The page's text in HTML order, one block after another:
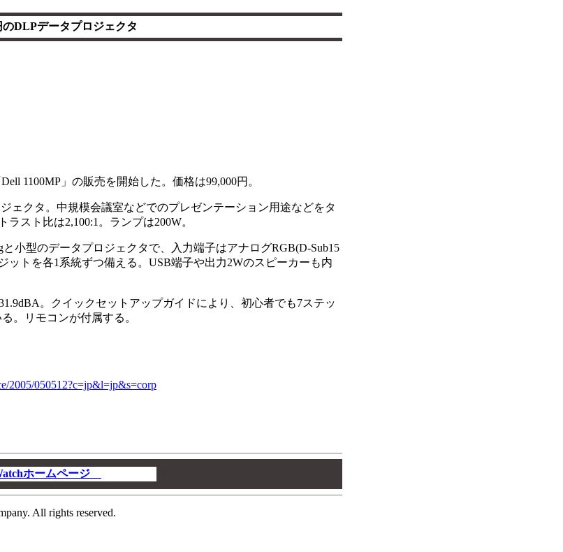
のDLPデータプロジェクタ
1100MP」の販売を開始した。価格は99,000円。
ェクタ。中規模会議室などでのプレゼンテーション用途などをタ
スト比は2,100:1。ランプは200W。
小型のデータプロジェクタで、入力端子はアナログRGB(D-Sub15
ットを各1系統ずつ備える。USB端子や出力2Wのスピーカーも内
。クイックセットアップガイドにより、初心者でも7ステッ
。リモコンが付属する。
2005/050512?c=jp&l=jp&s=corp
ホームページ
All rights reserved.